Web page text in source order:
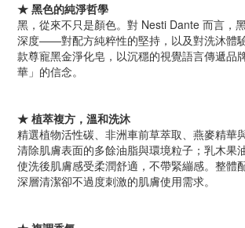
★ 黑色的純淨哲學
黑，從來不只是顏色。對 Nesti Dante 而言，
深度——對配方純粹性的堅持，以及對洗沐體
款尊寵黑金淨化皂，以沉穩的視覺語言傳遞品
華」的信念。
★ 植萃複方，溫和洗沐
精選植物活性碳、非洲車前草萃取、燕麥精華
清除肌膚表面的多餘油脂與環境粒子；乳木果
使洗後肌膚感受柔潤舒適，不帶緊繃感。整體
深層清潔卻不過度刺激的肌膚使用需求。